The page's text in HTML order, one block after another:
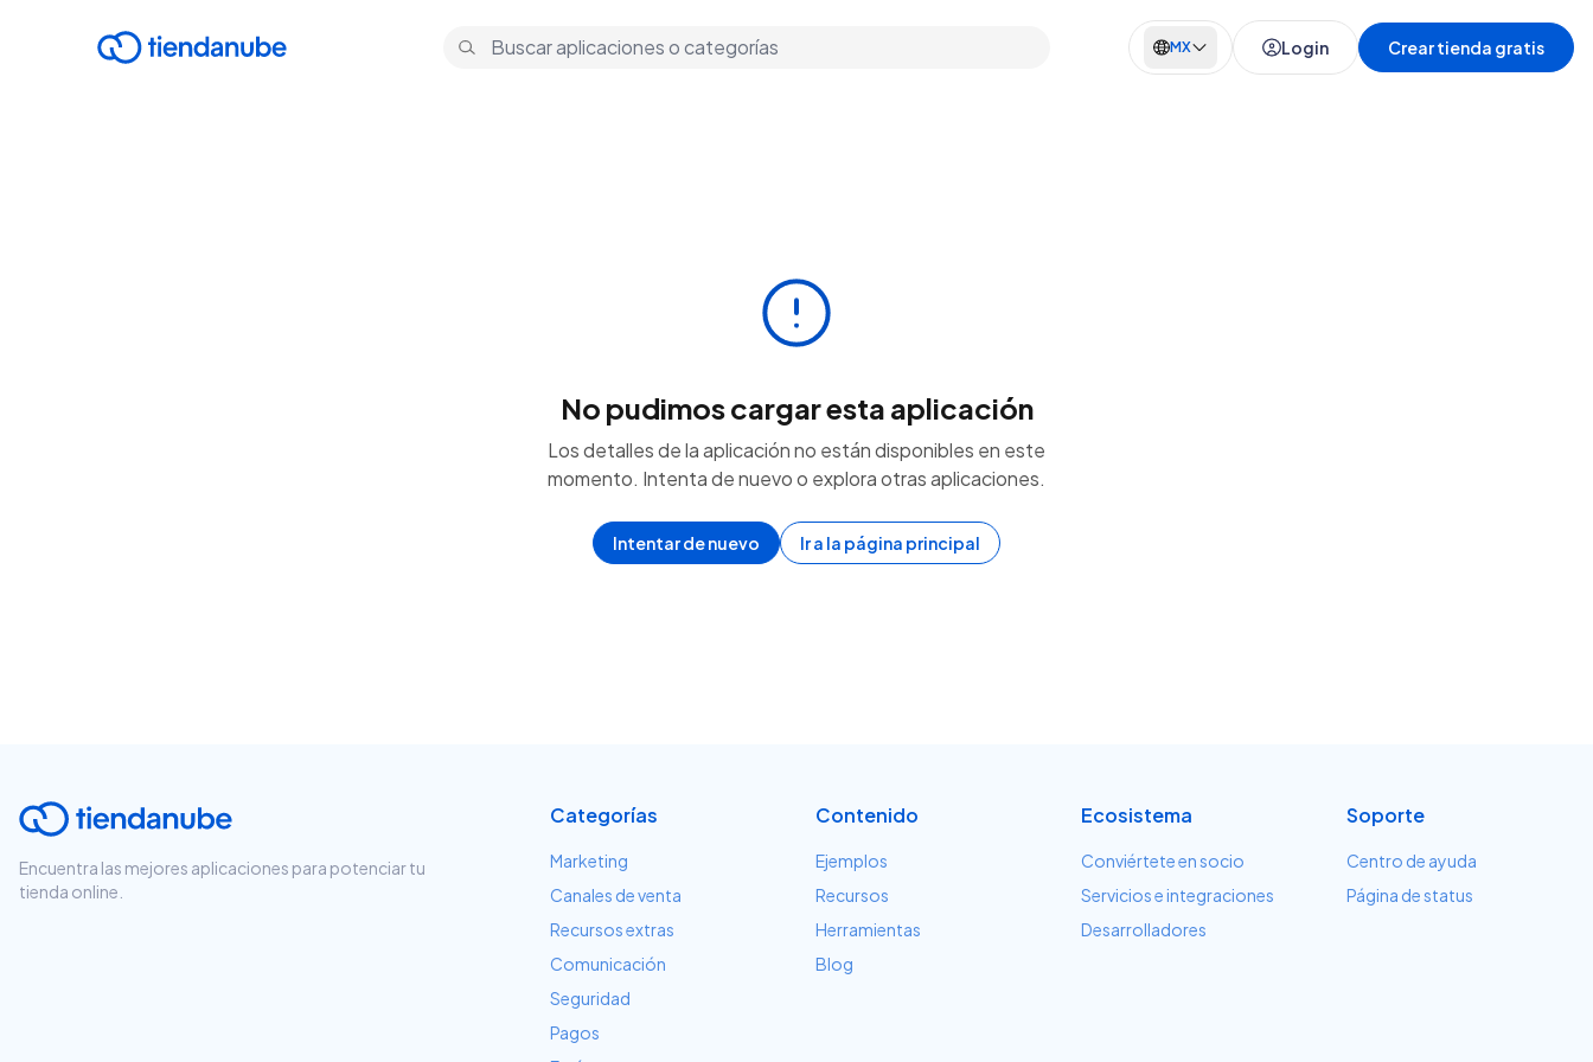
MX Login Crear tienda gratis
No pudimos cargar esta aplicación
Los detalles de la aplicación no están disponibles en este
momento. Intenta de nuevo o explora otras aplicaciones.
Intentar de nuevo Ir a la página principal
Encuentra las mejores aplicaciones para potenciar tu
tienda online.
Categorías
Marketing
Canales de venta
Recursos extras
Comunicación
Seguridad
Pagos
Contenido
Ejemplos
Recursos
Herramientas
Blog
Ecosistema
Conviértete en socio
Servicios e integraciones
Desarrolladores
Soporte
Centro de ayuda
Página de status